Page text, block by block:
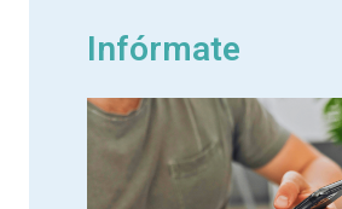
Infórmate